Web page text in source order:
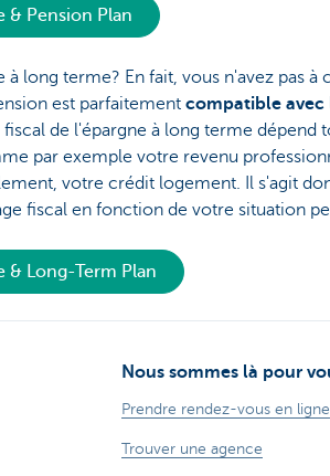
& Pension Plan
long terme? En fait, vous n'avez pas à
est parfaitement compatible avec
fiscal de l'épargne à long terme dépend
par exemple votre revenu
votre crédit logement. Il s'agit
fiscal en fonction de votre situation
& Long-Term Plan
Nous sommes là pour
Prendre rendez-vous en ligne
Trouver une agence